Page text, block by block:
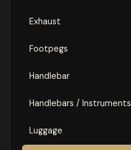
Exhaust
Footpegs
Handlebar
Handlebars / Instruments
Luggage